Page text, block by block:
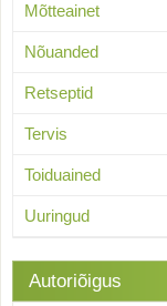
Mõtteainet
Nõuanded
Retseptid
Tervis
Toiduained
Uuringud
Autoriõigus